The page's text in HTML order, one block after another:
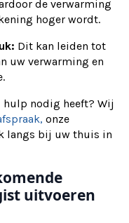
de verwarming
hoger wordt.
Dit kan leiden tot
uw verwarming en
hulp nodig heeft? Wij
onze
langs bij uw thuis in
uitvoeren